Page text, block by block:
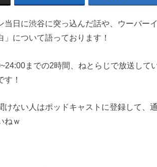
当日に渋谷に突っ込んだ話や、ウーバー
」について語っております！
までの2時間、ねとらじで放送して
す！
けない人はポッドキャストに登録して、
ねｗ